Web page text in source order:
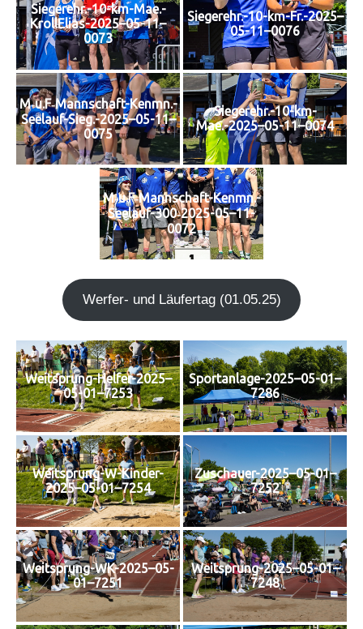
Siegerehr.-10-km-Mae.-
KrollElias-2025–05-11–
0073
Siegerehr.-10-km-Fr.-2025–
05-11–0076
M‑u.F‑Mannschaft-Kenmn.-
Seelauf-Sieg.-2025–05-11–
0075
Siegerehr.-10-km-
Mae.-2025–05-11–0074
M‑u.F‑Mannschaft-Kenmn.-
Seelauf-300‑2025-05–11-
0072
Wer­fer- und Läu­fer­tag (01.05.25)
Weitsprung-Helfer-2025–
05-01–7253
Sportanlage-2025–05-01–
7286
Weitsprung-W-Kinder-
2025–05-01–7254
Zuschauer-2025–05-01–
7252
Weitsprung-WK-2025–05-
01–7251
Weitsprung-2025–05-01–
7248